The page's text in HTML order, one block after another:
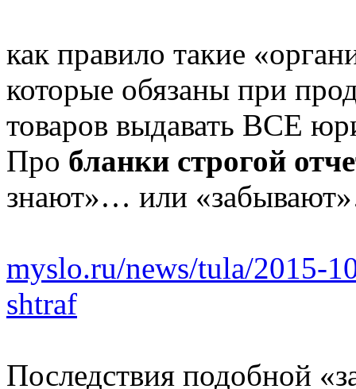
как правило такие
которые обязаны при
товаров выдавать ВСЕ
Про бланки строгой
знают»… или
myslo.ru/news/tula/2015-
shtraf
Последствия подобной